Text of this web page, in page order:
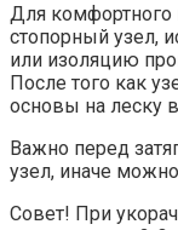
Для комфортного
стопорный узел,
или изоляцию
После того как
основы на леску
Важно перед
узел, иначе
Совет! При